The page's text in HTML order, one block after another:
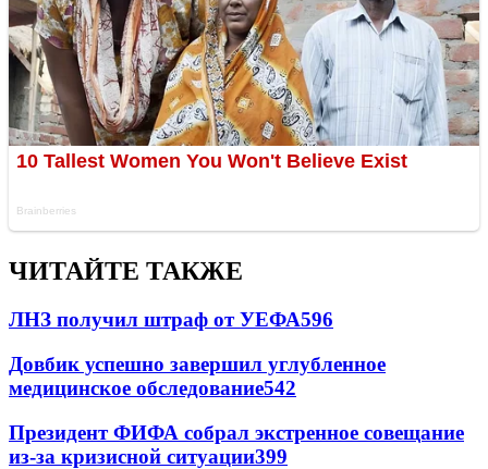
ЧИТАЙТЕ ТАКЖЕ
ЛНЗ получил штраф от УЕФА596
Довбик успешно завершил углубленное
медицинское обследование542
Президент ФИФА собрал экстренное совещание
из-за кризисной ситуации399